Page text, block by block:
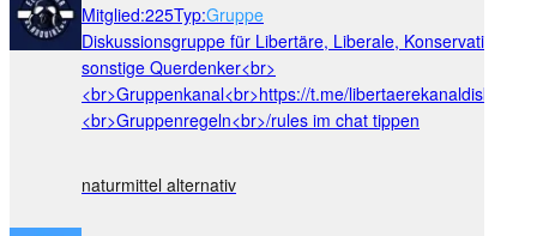
Mitglied:225Typ:Gruppe
Diskussionsgruppe für Libertäre, Liberale, Konservative und
sonstige Querdenker<br>
<br>Gruppenkanal<br>https://t.me/
<br>Gruppenregeln<br>/rules im chat tippen
naturmittel alternativ